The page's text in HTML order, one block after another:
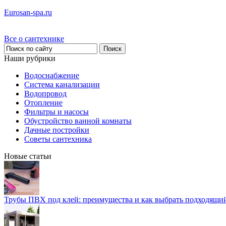
Eurosan-spa.ru
Все о сантехнике
Наши рубрики
Водоснабжение
Система канализации
Водопровод
Отопление
Фильтры и насосы
Обустройство ванной комнаты
Дачные постройки
Советы сантехника
Новые статьи
Трубы ПВХ под клей: преимущества и как выбрать